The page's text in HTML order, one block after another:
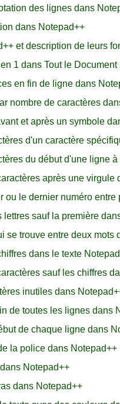
des lignes dans
dans Notepad++
et description de leurs
1 dans Tout le
en fin de ligne dans
nombre de caractères
et après un symbole
d'un caractère
du début d'une ligne
après une virgule
ou le dernier numéro
sauf la première
se trouve entre deux mots
dans le texte
sauf les chiffres
inutiles dans
de toutes les lignes dans
de chaque ligne dans
la police dans Notepad++
Notepad++
dans Notepad++